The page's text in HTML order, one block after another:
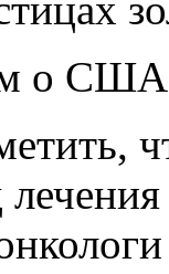
о